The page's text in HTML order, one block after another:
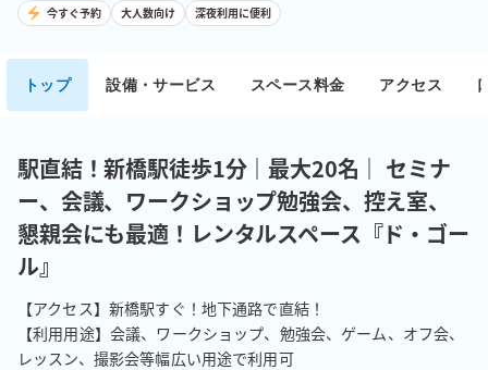
今すぐ予約 大人数向け 深夜利用に便利
トップ 設備・サービス スペース料金 アクセス
駅直結！新橋駅徒歩1分｜最大20名｜ セミナ
ー、会議、ワークショップ勉強会、控え室、
懇親会にも最適！レンタルスペース『ド・ゴー
ル』
【アクセス】新橋駅すぐ！地下通路で直結！
【利用用途】会議、ワークショップ、勉強会、ゲーム、オフ会、
レッスン、撮影会等幅広い用途で利用可